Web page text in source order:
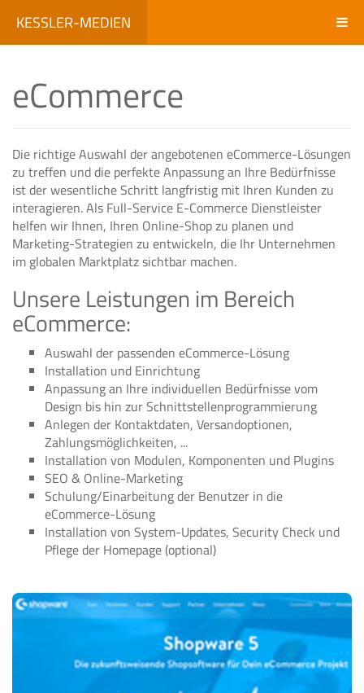
KESSLER-MEDIEN
eCommerce
Die richtige Auswahl der angebotenen eCommerce-Lösungen
zu treffen und die perfekte Anpassung an Ihre Bedürfnisse
ist der wesentliche Schritt langfristig mit Ihren Kunden zu
interagieren. Als Full-Service E-Commerce Dienstleister
helfen wir Ihnen, Ihren Online-Shop zu planen und
Marketing-Strategien zu entwickeln, die Ihr Unternehmen
im globalen Marktplatz sichtbar machen.
Unsere Leistungen im Bereich
eCommerce:
Auswahl der passenden eCommerce-Lösung
Installation und Einrichtung
Anpassung an Ihre individuellen Bedürfnisse vom
Design bis hin zur Schnittstellenprogrammierung
Anlegen der Kontaktdaten, Versandoptionen,
Zahlungsmöglichkeiten, ...
Installation von Modulen, Komponenten und Plugins
SEO & Online-Marketing
Schulung/Einarbeitung der Benutzer in die
eCommerce-Lösung
Installation von System-Updates, Security Check und
Pflege der Homepage (optional)